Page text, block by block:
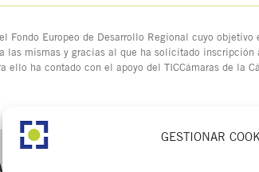
GESTIONAR
Fondo Europeo de Desarrollo Regional cuyo objetivo
mismas y gracias al que ha solicitado inscripción
ha contado con el apoyo del TICCámaras de la